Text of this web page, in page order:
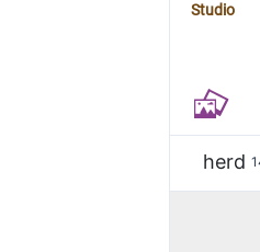
Studio
herd